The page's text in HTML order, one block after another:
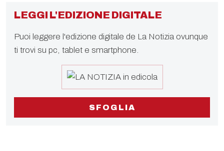
LEGGI L'EDIZIONE DIGITALE
Puoi leggere l'edizione digitale de La Notizia ovunque
ti trovi su pc, tablet e smartphone.
SFOGLIA